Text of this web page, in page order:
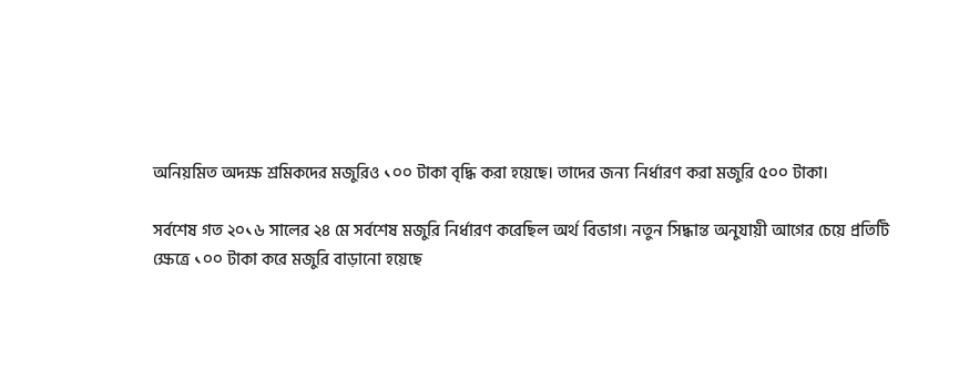
অনিয়মিত অদক্ষ শ্রমিকদের মজুরিও ১০০ টাকা বৃদ্ধি করা হয়েছে। তাদের জন্য নির্ধারণ করা মজুরি ৫০০ টাকা।
সর্বশেষ গত ২০১৬ সালের ২৪ মে সর্বশেষ মজুরি নির্ধারণ করেছিল অর্থ বিভাগ। নতুন সিদ্ধান্ত অনুযায়ী আগের চেয়ে প্রতিটি
ক্ষেত্রে ১০০ টাকা করে মজুরি বাড়ানো হয়েছে